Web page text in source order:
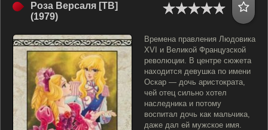
Роза Версаля [ТВ]
(1979)
Времена правления Людовика
XVI и Великой Французской
революции. В центре сюжета
находится девушка по имени
Оскар — дочь аристократа,
чей отец сильно хотел
наследника и потому
воспитал дочь как мальчика,
даже дал ей мужское имя.